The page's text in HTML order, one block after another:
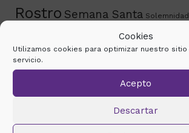
Cookies
Utilizamos cookies para optimizar nuestro
servicio.
Acepto
Descartar
Rostro Semana Santa
mayo 2024 marzo